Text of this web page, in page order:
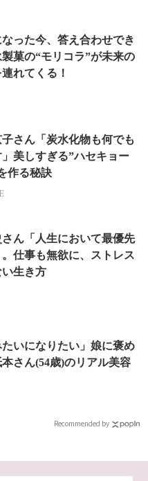
なった今、答え合わせでき
菓の“モリコラ”が未来の
れてくる！
さん「炭水化物も何でも
美しすぎる”ハセキョー
作る秘訣
ん「人生において最優先
仕事も無欲に、ストレス
生き方
たいになりたい」娘に褒め
さん(54歳)のリアル美容
Recommended by